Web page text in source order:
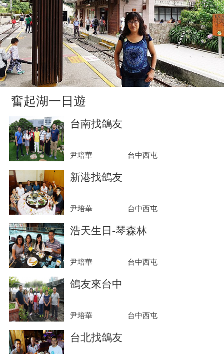
奮起湖一日遊
台南找鴿友
尹培華 台中西屯
新港找鴿友
尹培華 台中西屯
浩天生日-琴森林
尹培華 台中西屯
鴿友來台中
尹培華 台中西屯
台北找鴿友